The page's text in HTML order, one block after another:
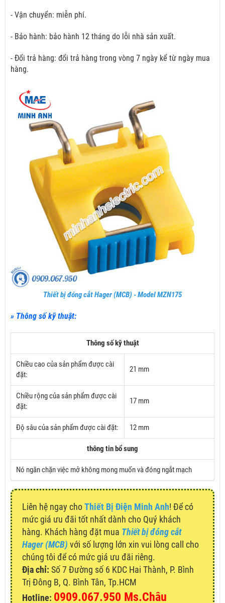
- Vận chuyển: miễn phí.
- Bảo hành: bảo hành 12 tháng do lỗi nhà sản xuất.
- Đổi trả hàng: đổi trả hàng trong vòng 7 ngày kể từ ngày mua
hàng.
Thiết bị đóng cắt Hager (MCB) - Model MZN175
» Thông số kỹ thuật:
Thông số kỹ thuật
Chiều cao của sản phẩm được cài
đặt:
21 mm
Chiều rộng của sản phẩm được cài
đặt:
17 mm
Độ sâu của sản phẩm được cài đặt: 12 mm
thông tin bổ sung
Nó ngăn chặn việc mở không mong muốn và đóng ngắt mạch
Liên hệ ngay choThiết Bị Điện Minh Anh! Để có
mức giá ưu đãi tốt nhất dành cho Quý khách
hàng. Khách hàng đặt mua Thiết bị đóng cắt
Hager (MCB) với số lượng lớn xin vui lòng call cho
chúng tôi để có mức giá ưu đãi riêng.
Địa chỉ: Số 7 Đường số 6 KDC Hai Thành, P. Bình
Trị Đông B, Q. Bình Tân, Tp.HCM
Hotline: 0909.067.950 Ms.Châu